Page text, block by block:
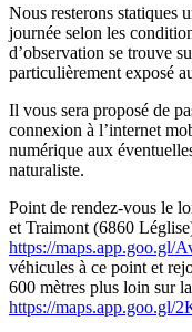
Nous resterons statiques
journée selon les
d’observation se trouve
particulièrement exposé
Il vous sera proposé de
connexion à l’internet
numérique aux
naturaliste.
Point de rendez-vous le
et Traimont (6860
https://maps.app.goo.gl/
véhicules à ce point et
600 mètres plus loin sur
https://maps.app.goo.gl/